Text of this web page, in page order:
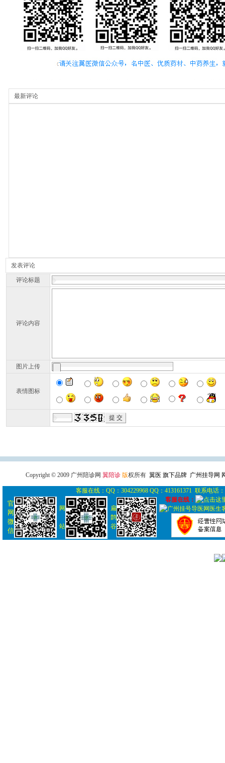
最新评论
发表评论
评论标题
评论内容
图片上传
表情图标
Copyright © 2009 广州陪诊网 翼陪诊 版权所有 翼医 旗下品牌 广州挂导网
客服在线：QQ：304229968 QQ：413161371 联系电话
官
网
微
信
网
站
扁
鹊
谷
客服在线：